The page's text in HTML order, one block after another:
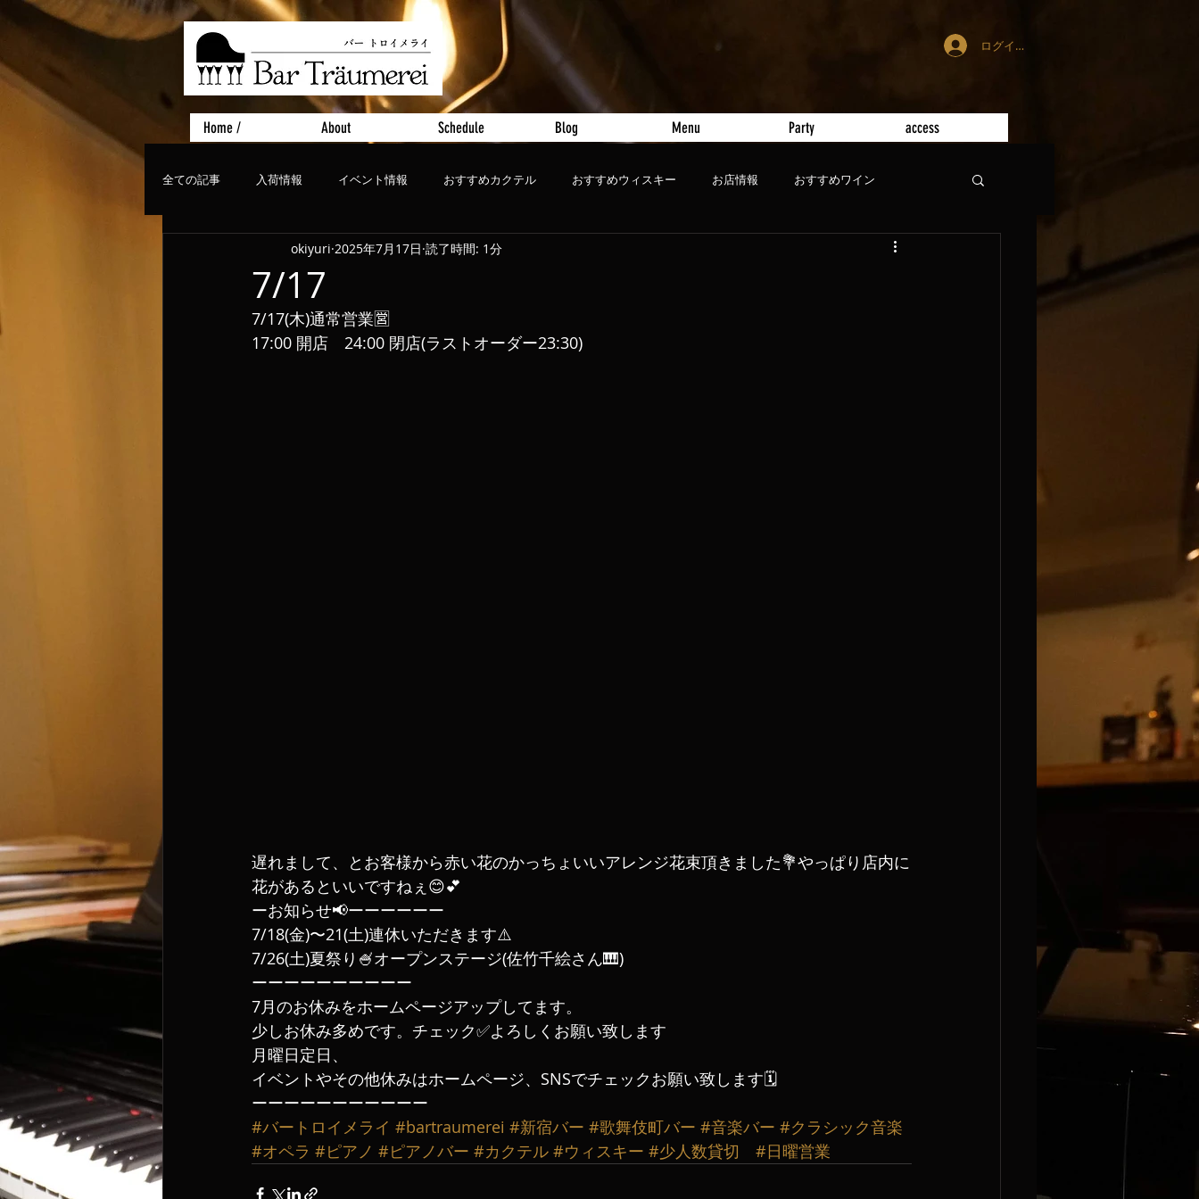
ログイン
Home / About Schedule Blog Menu Party access
全ての記事 入荷情報 イベント情報 おすすめカクテル おすすめウィスキー お店情報 おすすめワイン
ライブ、コンサート おすすめビール
7/17
okiyuri 2025年7月17日 読了時間: 1分
7/17(木)通常営業🈺
17:00 開店　24:00 閉店(ラストオーダー23:30)
遅れまして、とお客様から赤い花のかっちょいいアレンジ花束頂きました💐やっぱり店内に
花があるといいですねぇ😊💕
ーお知らせ📢ーーーーーー
7/18(金)〜21(土)連休いただきます⚠️
7/26(土)夏祭り🍧オープンステージ(佐竹千絵さん🎹)
ーーーーーーーーーー
7月のお休みをホームページアップしてます。
少しお休み多めです。チェック✅よろしくお願い致します
月曜日定日、
イベントやその他休みはホームページ、SNSでチェックお願い致します🗓️
ーーーーーーーーーーー
#バートロイメライ #bartraumerei #新宿バー #歌舞伎町バー #音楽バー #クラシック音楽
#オペラ #ピアノ #ピアノバー #カクテル #ウィスキー #少人数貸切 #日曜営業